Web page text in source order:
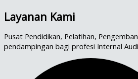
Layanan Kami
Pusat Pendidikan, Pelatihan,
pendampingan bagi profesi Internal